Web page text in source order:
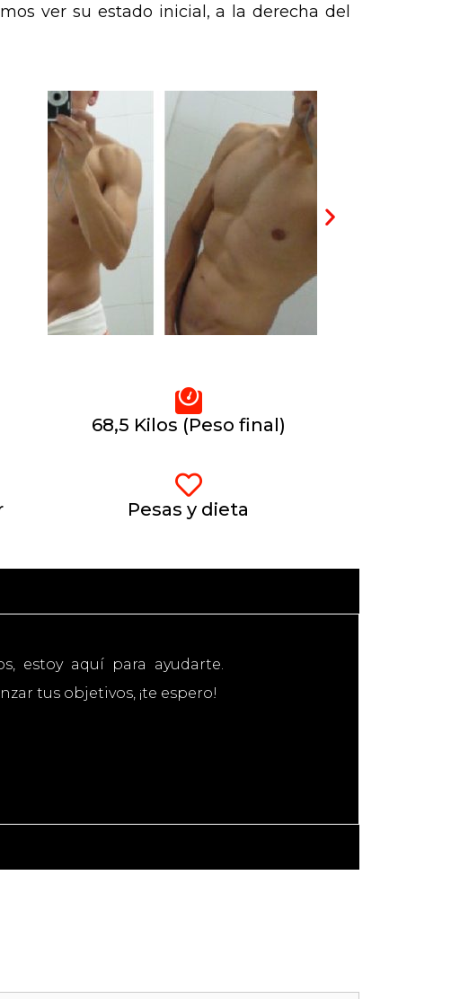
ver su estado inicial, a la derecha del
68,5 Kilos (Peso final)
Pesas y dieta
estoy aquí para ayudarte.
tus objetivos, ¡te espero!